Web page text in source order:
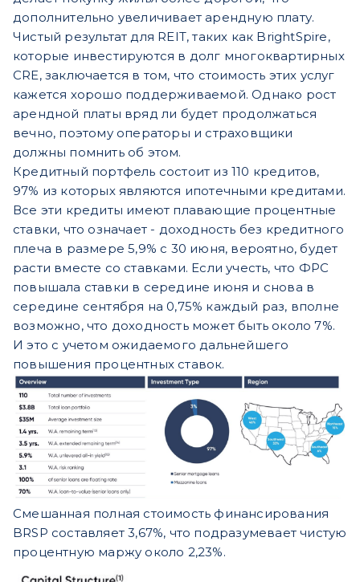
дополнительно увеличивает арендную плату.
Чистый результат для REIT, таких как BrightSpire,
которые инвестируются в долг многоквартирных
CRE, заключается в том, что стоимость этих услуг
кажется хорошо поддерживаемой. Однако рост
арендной платы вряд ли будет продолжаться
вечно, поэтому операторы и страховщики
должны помнить об этом.
Кредитный портфель состоит из 110 кредитов,
97% из которых являются ипотечными кредитами.
Все эти кредиты имеют плавающие процентные
ставки, что означает - доходность без кредитного
плеча в размере 5,9% с 30 июня, вероятно, будет
расти вместе со ставками. Если учесть, что ФРС
повышала ставки в середине июня и снова в
середине сентября на 0,75% каждый раз, вполне
возможно, что доходность может быть около 7%.
И это с учетом ожидаемого дальнейшего
повышения процентных ставок.
Смешанная полная стоимость финансирования
BRSP составляет 3,67%, что подразумевает чистую
процентную маржу около 2,23%.